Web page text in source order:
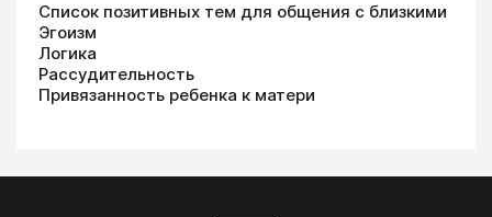
Список позитивных тем для общения с близкими
Эгоизм
Логика
Рассудительность
Привязанность ребенка к матери